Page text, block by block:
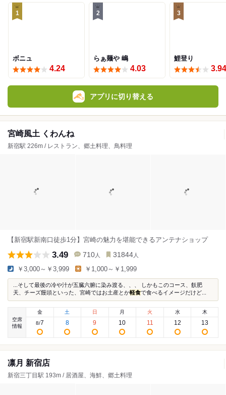
1
ボニュ
4.24
2
らぁ麺や 嶋
4.03
3
鯉登り
3.94
アプリに切り替える
宮崎風土 くわんね
新宿駅 226m / レストラン、郷土料理、鳥料理
【新宿駅新南口徒歩1分】宮崎の魅力を堪能できるアンテナショップ
3.49 710 人 31844 人
￥3,000～￥3,999 ￥1,000～￥1,999
...そして最後の冷や汁が五臓六腑に染み渡る、、、 しかもこのコース、飫肥
天、チーズ饅頭といった、宮崎ではお土産とか軽食で食べるイメージだけど...
空席
情報
金
8/7
土
8
日
9
月
10
火
11
水
12
木
13
凛月 新宿店
新宿三丁目駅 193m / 居酒屋、海鮮、郷土料理